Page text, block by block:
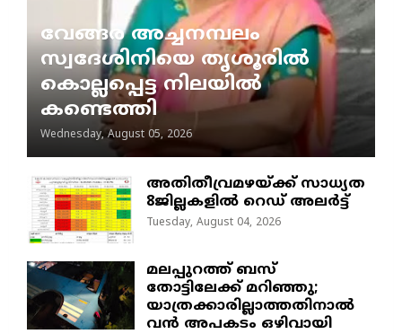
വേങ്ങര അച്ചനമ്പലം
സ്വദേശിനിയെ തൃശൂരിൽ
കൊല്ലപ്പെട്ട നിലയിൽ
കണ്ടെത്തി
Wednesday, August 05, 2026
അതിതീവ്രമഴയ്ക്ക് സാധ്യത
8ജില്ലകളിൽ റെഡ് അലർട്ട്
Tuesday, August 04, 2026
മലപ്പുറത്ത് ബസ്
തോട്ടിലേക്ക് മറിഞ്ഞു;
യാത്രക്കാരില്ലാത്തതിനാൽ
വൻ അപകടം ഒഴിവായി